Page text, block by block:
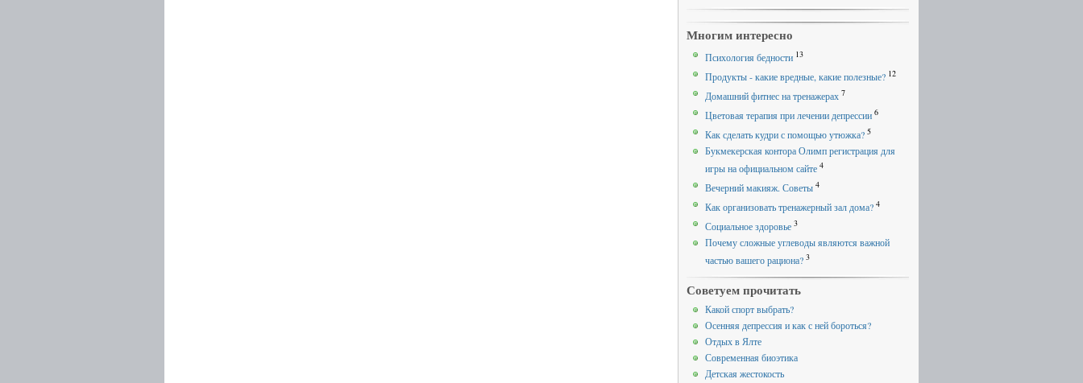
Многим интересно
Психология бедности 13
Продукты - какие вредные, какие полезные? 12
Домашний фитнес на тренажерах 7
Цветовая терапия при лечении депрессии 6
Как сделать кудри с помощью утюжка? 5
Букмекерская контора Олимп регистрация для
игры на официальном сайте 4
Вечерний макияж. Советы 4
Как организовать тренажерный зал дома? 4
Социальное здоровье 3
Почему сложные углеводы являются важной
частью вашего рациона? 3
Советуем прочитать
Какой спорт выбрать?
Осенняя депрессия и как с ней бороться?
Отдых в Ялте
Современная биоэтика
Детская жестокость